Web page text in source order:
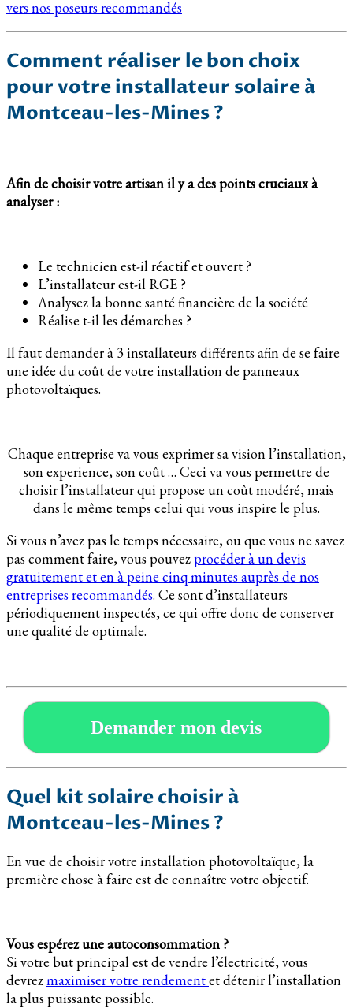
vers nos poseurs recommandés
Comment réaliser le bon choix
pour votre installateur solaire à
Montceau-les-Mines ?
Afin de choisir votre artisan il y a des points cruciaux à
analyser :
Le technicien est-il réactif et ouvert ?
L’installateur est-il RGE ?
Analysez la bonne santé financière de la société
Réalise t-il les démarches ?
Il faut demander à 3 installateurs différents afin de se faire
une idée du coût de votre installation de panneaux
photovoltaïques.
Chaque entreprise va vous exprimer sa vision l’installation,
son experience, son coût … Ceci va vous permettre de
choisir l’installateur qui propose un coût modéré, mais
dans le même temps celui qui vous inspire le plus.
Si vous n’avez pas le temps nécessaire, ou que vous ne savez
pas comment faire, vous pouvezprocéder à un devis
gratuitement et en à peine cinq minutes auprès de nos
entreprises recommandés. Ce sont d’installateurs
périodiquement inspectés, ce qui offre donc de conserver
une qualité de optimale.
Demander mon devis
Quel kit solaire choisir à
Montceau-les-Mines ?
En vue de choisir votre installation photovoltaïque, la
première chose à faire est de connaître votre objectif.
Vous espérez une autoconsommation ?
Si votre but principal est de vendre l’électricité, vous
devrez maximiser votre rendementet détenir l’installation
la plus puissante possible.